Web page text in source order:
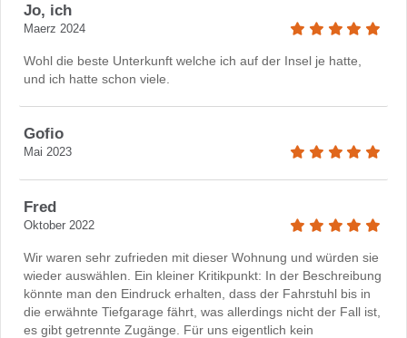
Jo, ich
Maerz 2024
Wohl die beste Unterkunft welche ich auf der Insel je hatte,
und ich hatte schon viele.
Gofio
Mai 2023
Fred
Oktober 2022
Wir waren sehr zufrieden mit dieser Wohnung und würden sie
wieder auswählen. Ein kleiner Kritikpunkt: In der Beschreibung
könnte man den Eindruck erhalten, dass der Fahrstuhl bis in
die erwähnte Tiefgarage fährt, was allerdings nicht der Fall ist,
es gibt getrennte Zugänge. Für uns eigentlich kein